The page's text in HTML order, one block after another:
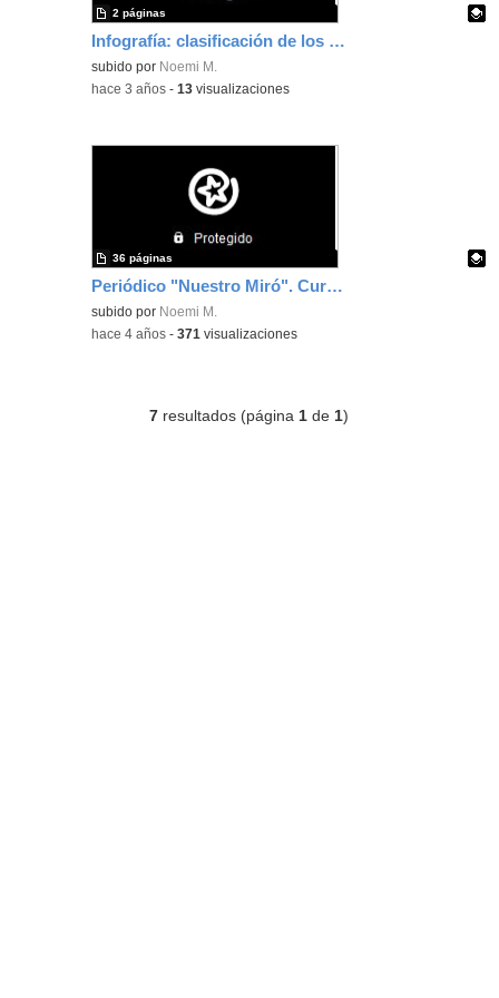
Infografía: clasificación de los animales
Contenido educativo.
subido por Noemi M.
2 páginas
-hace 3 años -13 visualizaciones
Periódico "Nuestro Miró". Curso 2021-22
Contenido educativo.
subido por Noemi M.
36 páginas
-hace 4 años -371 visualizaciones
7 resultados (página 1 de 1)